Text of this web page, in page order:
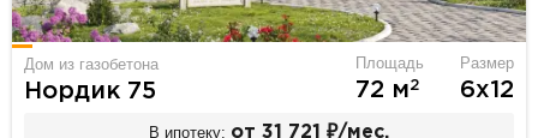
Дом из газобетона
Нордик 75
Площадь
72 м2
Размер
6х12
В ипотеку: от 31 721 ₽/мес.